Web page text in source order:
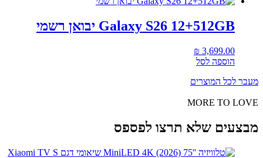
Galaxy S26 12+512GB יבואן רשמי
₪3,699.00
הוספה לסל
מעבר לכל המוצרים
MORE TO LOVE
מבצעים שלא תרצו לפספס